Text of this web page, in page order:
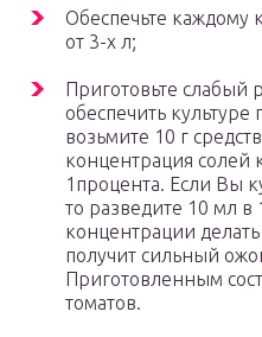
Обеспечьте каждому
от 3-х л;
Приготовьте слабый
обеспечить
возьмите 10 г
концентрация солей
1процента. Если Вы
то разведите 10 мл
концентрации
получит сильный
Приготовленным
томатов.